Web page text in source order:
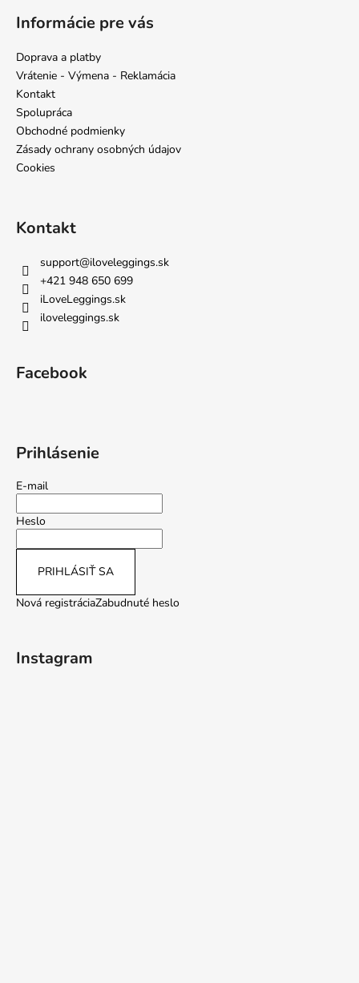
Informácie pre vás
Doprava a platby
Vrátenie - Výmena - Reklamácia
Kontakt
Spolupráca
Obchodné podmienky
Zásady ochrany osobných údajov
Cookies
Kontakt
support@iloveleggings.sk
+421 948 650 699
iLoveLeggings.sk
iloveleggings.sk
Facebook
Prihlásenie
E-mail
Heslo
PRIHLÁSIŤ SA
Nová registráciaZabudnuté heslo
Instagram